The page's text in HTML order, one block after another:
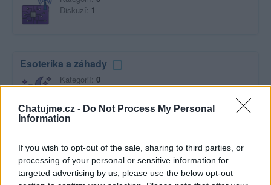
Chatujme.cz - Do Not Process My Personal
Information
If you wish to opt-out of the sale, sharing to third parties, or
processing of your personal or sensitive information for
targeted advertising by us, please use the below opt-out
Diskuzí: 1
Esoterika a záhady
Kategorií: 0
Diskuzí:9
Film a televize
Kategorií:2
Diskuzí:19